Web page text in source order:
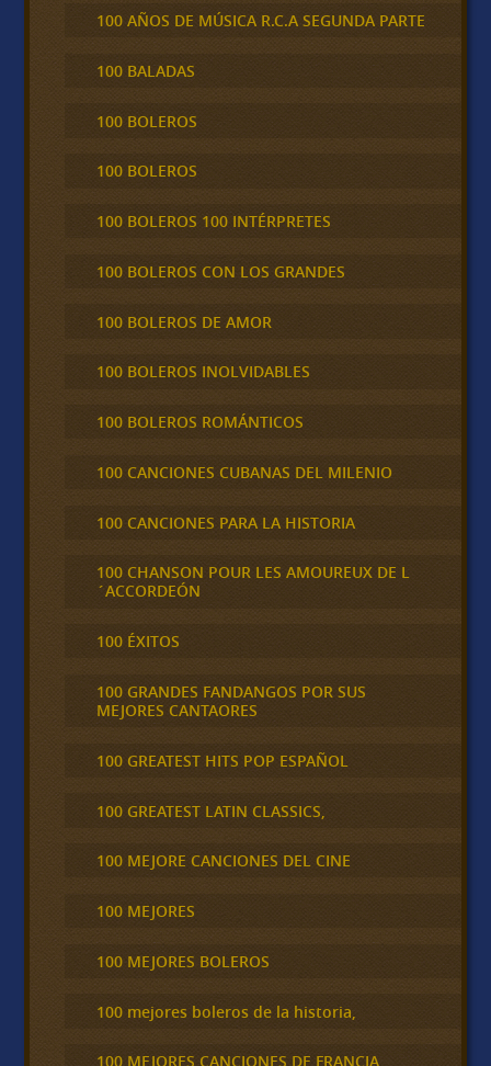
100 AÑOS DE MÚSICA R.C.A SEGUNDA PARTE
100 BALADAS
100 BOLEROS
100 BOLEROS
100 BOLEROS 100 INTÉRPRETES
100 BOLEROS CON LOS GRANDES
100 BOLEROS DE AMOR
100 BOLEROS INOLVIDABLES
100 BOLEROS ROMÁNTICOS
100 CANCIONES CUBANAS DEL MILENIO
100 CANCIONES PARA LA HISTORIA
100 CHANSON POUR LES AMOUREUX DE L
´ACCORDEÓN
100 ÉXITOS
100 GRANDES FANDANGOS POR SUS
MEJORES CANTAORES
100 GREATEST HITS POP ESPAÑOL
100 GREATEST LATIN CLASSICS,
100 MEJORE CANCIONES DEL CINE
100 MEJORES
100 MEJORES BOLEROS
100 mejores boleros de la historia,
100 MEJORES CANCIONES DE FRANCIA